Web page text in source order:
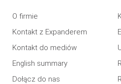
O firmie
Kontakt z Expanderem
Kontakt do mediów
English summary
Dołącz do nas